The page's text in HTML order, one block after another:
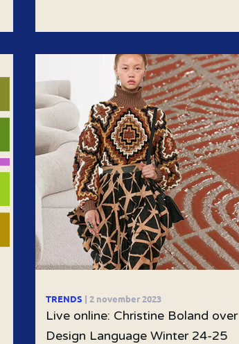
TRENDS | 2 november 2023
Live online: Christine Boland over
Design Language Winter 24-25